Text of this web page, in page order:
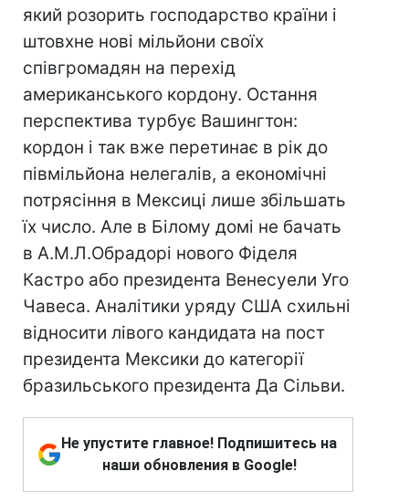
який розорить господарство країни і
штовхне нові мільйони своїх
співгромадян на перехід
американського кордону. Остання
перспектива турбує Вашингтон:
кордон і так вже перетинає в рік до
півмільйона нелегалів, а економічні
потрясіння в Мексиці лише збільшать
їх число. Але в Білому домі не бачать
в А.М.Л.Обрадорі нового Фіделя
Кастро або президента Венесуели Уго
Чавеса. Аналітики уряду США схильні
відносити лівого кандидата на пост
президента Мексики до категорії
бразильського президента Да Сільви.
Не упустите главное! Подпишитесь на
наши обновления в Google!